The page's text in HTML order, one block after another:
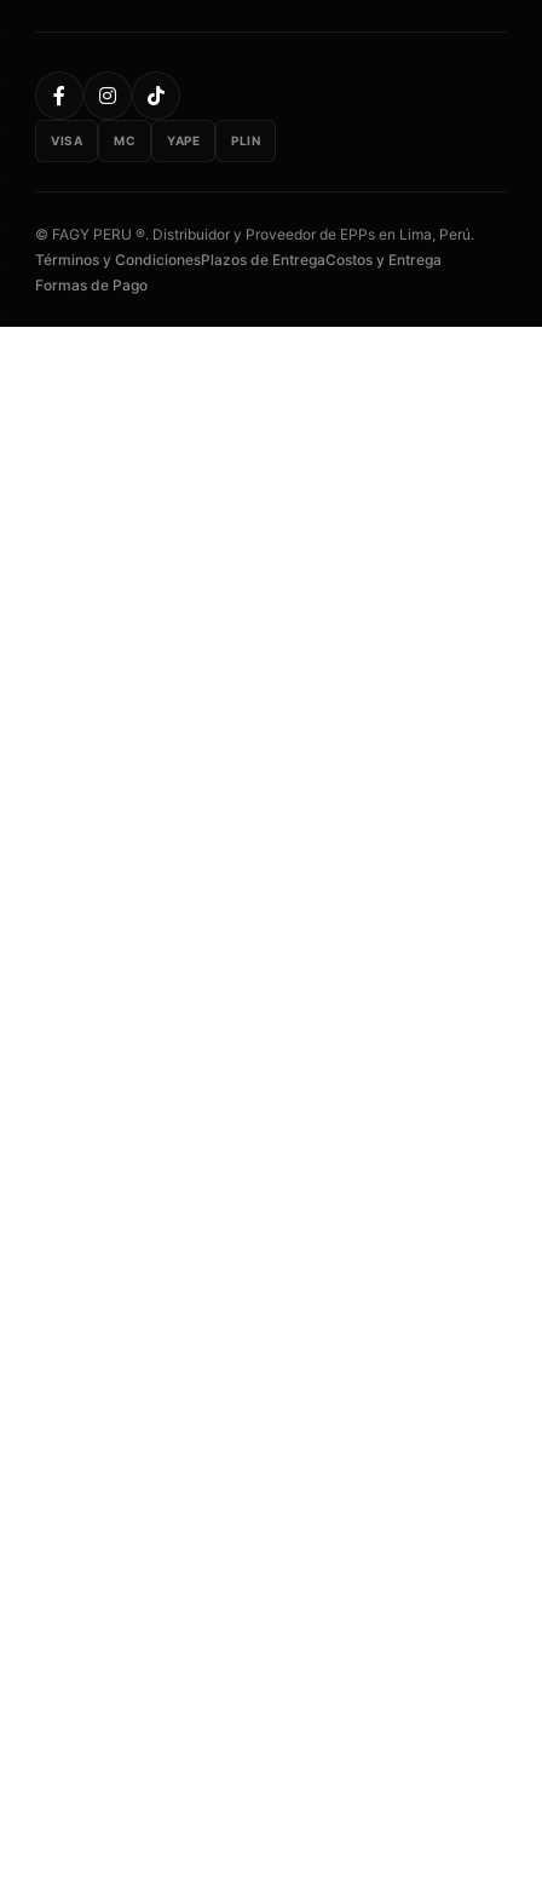
VISA MC YAPE PLIN
© FAGY PERU ®. Distribuidor y Proveedor de EPPs en Lima, Perú.
Términos y CondicionesPlazos de EntregaCostos y Entrega
Formas de Pago